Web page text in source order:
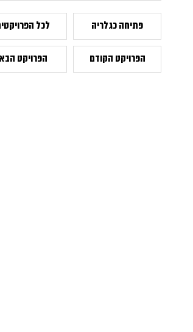
פתיחה כגלריה לכל
הפרויקט הקודם הפרויקט הבא